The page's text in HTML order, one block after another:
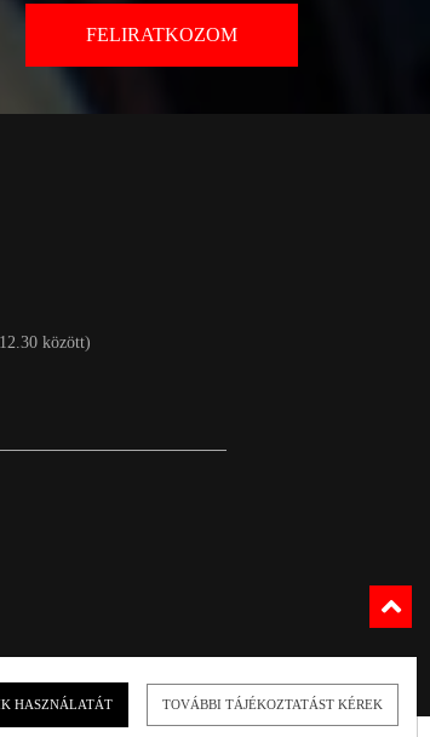
között)
HASZNÁLATÁT TOVÁBBI TÁJÉKOZTATÁST KÉREK